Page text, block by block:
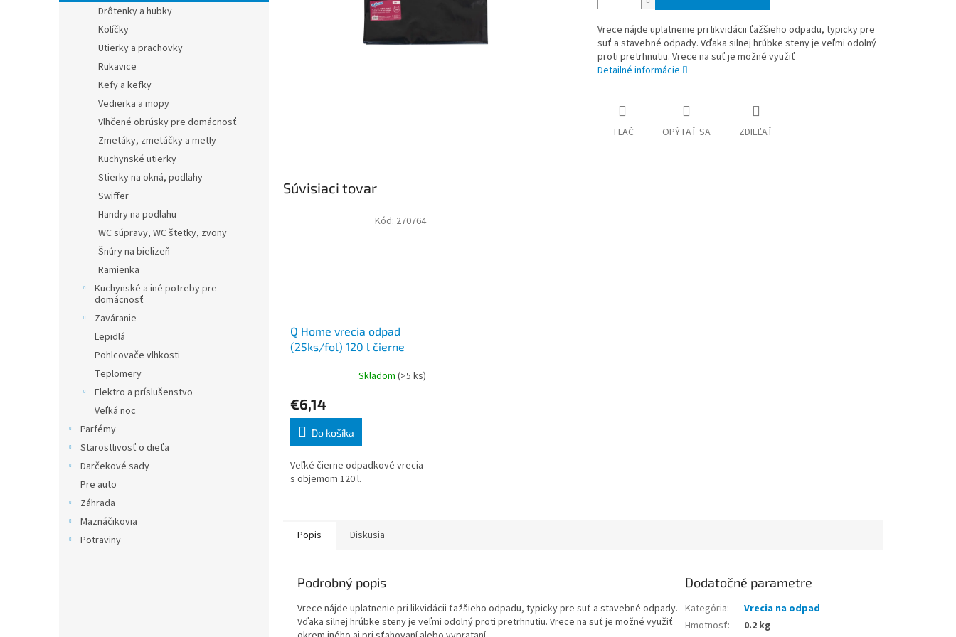
Drôtenky a hubky
Kolíčky
Utierky a prachovky
Rukavice
Kefy a kefky
Vedierka a mopy
Vlhčené obrúsky pre domácnosť
Zmetáky, zmetáčky a metly
Kuchynské utierky
Stierky na okná, podlahy
Swiffer
Handry na podlahu
WC súpravy, WC štetky, zvony
Šnúry na bielizeň
Ramienka
Kuchynské a iné potreby pre
domácnosť
Zaváranie
Lepidlá
Pohlcovače vlhkosti
Teplomery
Elektro a príslušenstvo
Veľká noc
Parfémy
Starostlivosť o dieťa
Darčekové sady
Pre auto
Záhrada
Maznáčikovia
Potraviny
Vrece nájde uplatnenie pri likvidácii ťažšieho odpadu, typicky pre
suť a stavebné odpady. Vďaka silnej hrúbke steny je veľmi odolný
proti pretrhnutiu. Vrece na suť je možné využiť
Detailné informácie
TLAČ OPÝTAŤ SA ZDIEĽAŤ
Súvisiaci tovar
Q Home vrecia odpad
(25ks/fol) 120 l čierne
Skladom (>5 ks)
€6,14
Do košíka
Veľké čierne odpadkové vrecia
s objemom 120 l.
Kód: 270764
Popis Diskusia
Podrobný popis
Vrece nájde uplatnenie pri likvidácii ťažšieho odpadu, typicky pre suť a stavebné odpady.
Vďaka silnej hrúbke steny je veľmi odolný proti pretrhnutiu. Vrece na suť je možné využiť
Dodatočné parametre
Kategória:
Vrecia na odpad
Hmotnosť:
0.2 kg